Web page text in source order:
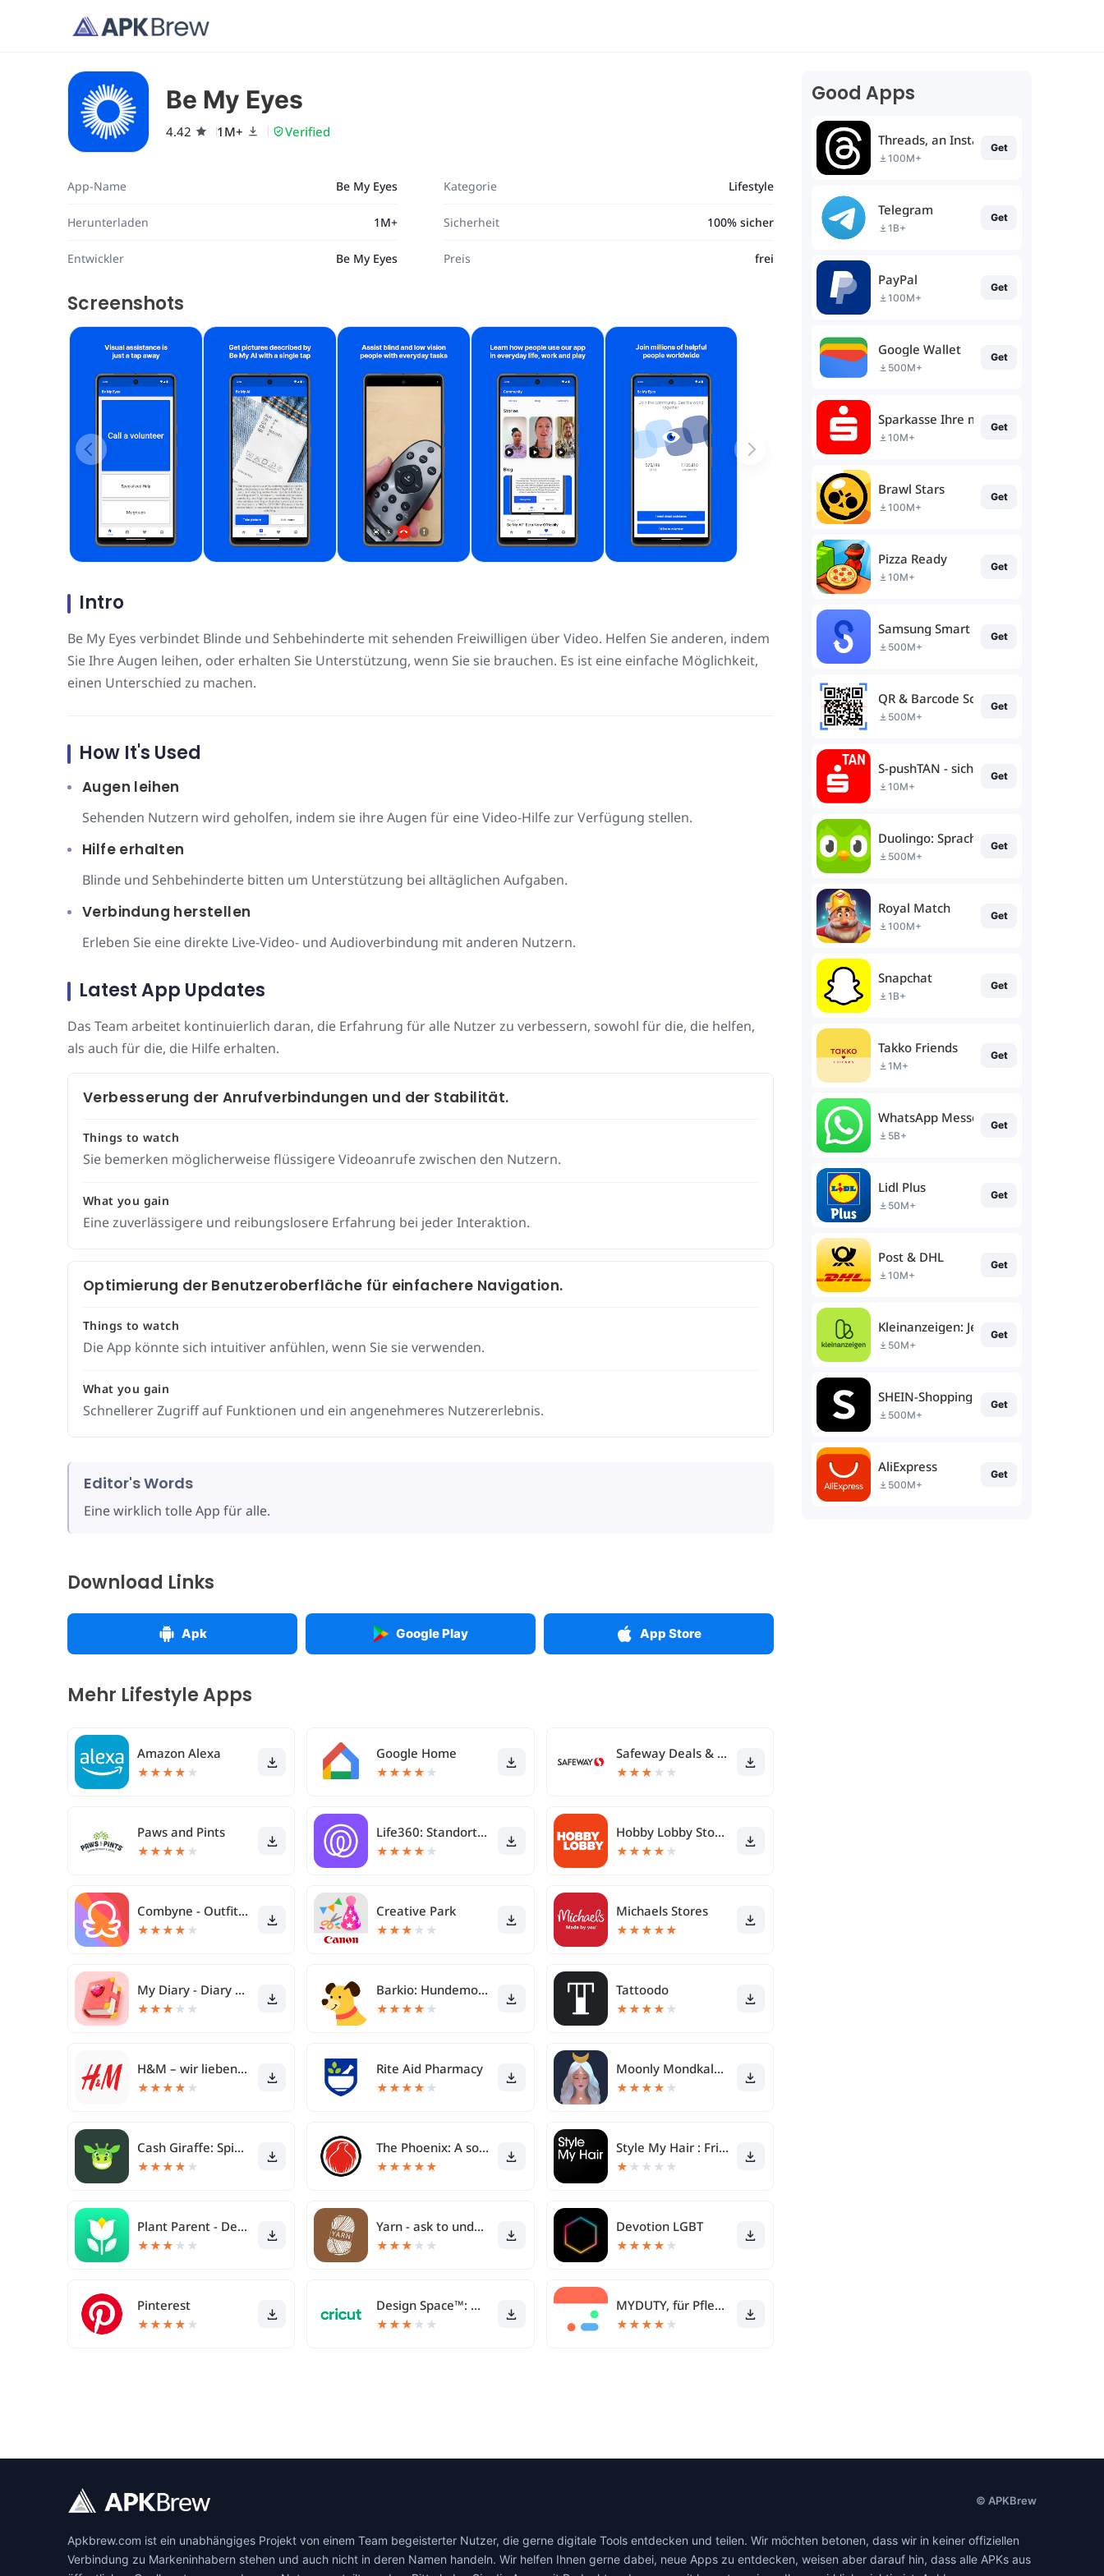
Be My Eyes
4.42 1M+ Verified
App-Name Be My Eyes Kategorie Lifestyle
Herunterladen 1M+ Sicherheit 100% sicher
Entwickler Be My Eyes Preis frei
Screenshots
Intro
Be My Eyes verbindet Blinde und Sehbehinderte mit sehenden Freiwilligen über Video. Helfen Sie anderen, indem
Sie Ihre Augen leihen, oder erhalten Sie Unterstützung, wenn Sie sie brauchen. Es ist eine einfache Möglichkeit,
einen Unterschied zu machen.
How It's Used
Augen leihen
Sehenden Nutzern wird geholfen, indem sie ihre Augen für eine Video-Hilfe zur Verfügung stellen.
Hilfe erhalten
Blinde und Sehbehinderte bitten um Unterstützung bei alltäglichen Aufgaben.
Verbindung herstellen
Erleben Sie eine direkte Live-Video- und Audioverbindung mit anderen Nutzern.
Latest App Updates
Das Team arbeitet kontinuierlich daran, die Erfahrung für alle Nutzer zu verbessern, sowohl für die, die helfen,
als auch für die, die Hilfe erhalten.
Verbesserung der Anrufverbindungen und der Stabilität.
Things to watch
Sie bemerken möglicherweise flüssigere Videoanrufe zwischen den Nutzern.
What you gain
Eine zuverlässigere und reibungslosere Erfahrung bei jeder Interaktion.
Optimierung der Benutzeroberfläche für einfachere Navigation.
Things to watch
Die App könnte sich intuitiver anfühlen, wenn Sie sie verwenden.
What you gain
Schnellerer Zugriff auf Funktionen und ein angenehmeres Nutzererlebnis.
Editor's Words
Eine wirklich tolle App für alle.
Download Links
Apk Google Play App Store
Mehr Lifestyle Apps
Amazon Alexa
★★★★ ★
Google Home
★★★★ ★
Safeway Deals & Delivery
★★★ ★ ★
Paws and Pints
★★★★ ★
Life360: Standort teilen
★★★★ ★
Hobby Lobby Stores
★★★★ ★
Combyne - Outfitkreation
★★★★ ★
Creative Park
★★★ ★ ★
Michaels Stores
★★★★★
My Diary - Diary With Lock
★★★ ★ ★
Barkio: Hundemonitor & Kamera
★★★★ ★
Tattoodo
★★★★ ★
H&M – wir lieben Mode
★★★★ ★
Rite Aid Pharmacy
★★★★ ★
Moonly Mondkalender Mondphasen
★★★★ ★
Cash Giraffe: Spiel und gewinn
★★★★ ★
The Phoenix: A sober community
★★★★★
Style My Hair : Frisuren und H
★ ★ ★ ★ ★
Plant Parent - Der Pflegeguide
★★★ ★ ★
Yarn - ask to understand
★★★ ★ ★
Devotion LGBT
★★★★ ★
Pinterest
★★★★ ★
Design Space™: DIY mit Cricut
★★★ ★ ★
MYDUTY, für Pflegepersonal
★★★★ ★
Good Apps
Threads, an Instagram app
100M+
Get
Telegram
1B+
Get
PayPal
100M+
Get
Google Wallet
500M+
Get
Sparkasse Ihre mobile Filiale
10M+
Get
Brawl Stars
100M+
Get
Pizza Ready
10M+
Get
Samsung Smart Switch Mobile
500M+
Get
QR & Barcode Scanner (Deutsch)
500M+
Get
S-pushTAN - sichere Freigaben
10M+
Get
Duolingo: Sprachkurse
500M+
Get
Royal Match
100M+
Get
Snapchat
1B+
Get
Takko Friends
1M+
Get
WhatsApp Messenger
5B+
Get
Lidl Plus
50M+
Get
Post & DHL
10M+
Get
Kleinanzeigen: Jetzt ohne eBay
50M+
Get
SHEIN-Shopping Online
500M+
Get
AliExpress
500M+
Get
© APKBrew
Apkbrew.com ist ein unabhängiges Projekt von einem Team begeisterter Nutzer, die gerne digitale Tools entdecken und teilen. Wir möchten betonen, dass wir in keiner offiziellen
Verbindung zu Markeninhabern stehen und auch nicht in deren Namen handeln. Wir helfen Ihnen gerne dabei, neue Apps zu entdecken, weisen aber darauf hin, dass alle APKs aus